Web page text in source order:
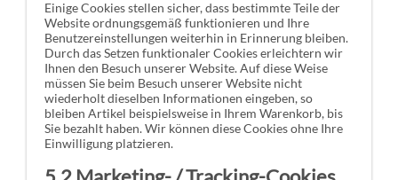
Einige Cookies stellen sicher, dass bestimmte Teile der
Website ordnungsgemäß funktionieren und Ihre
Benutzereinstellungen weiterhin in Erinnerung bleiben.
Durch das Setzen funktionaler Cookies erleichtern wir
Ihnen den Besuch unserer Website. Auf diese Weise
müssen Sie beim Besuch unserer Website nicht
wiederholt dieselben Informationen eingeben, so
bleiben Artikel beispielsweise in Ihrem Warenkorb, bis
Sie bezahlt haben. Wir können diese Cookies ohne Ihre
Einwilligung platzieren.